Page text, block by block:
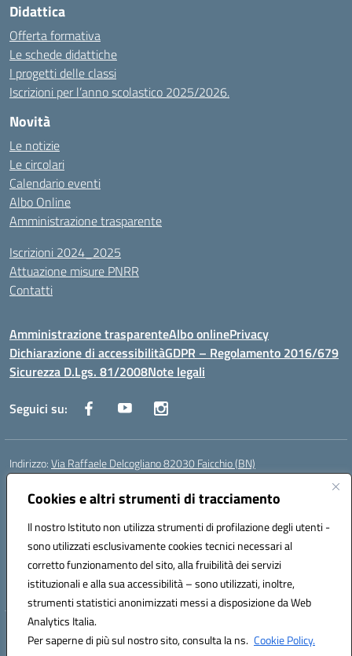
Cookies e altri strumenti di tracciamento
Il nostro Istituto non utilizza strumenti di profilazione degli utenti -
sono utilizzati esclusivamente cookies tecnici necessari al
corretto funzionamento del sito, alla fruibilità dei servizi
istituzionali e alla sua accessibilità – sono utilizzati, inoltre,
strumenti statistici anonimizzati messi a disposizione da Web
Analytics Italia.
Per saperne di più sul nostro sito, consulta la ns. Cookie Policy.
Didattica
Offerta formativa
Le schede didattiche
I progetti delle classi
Iscrizioni per l’anno scolastico 2025/2026.
Novità
Le notizie
Le circolari
Calendario eventi
Albo Online
Amministrazione trasparente
Iscrizioni 2024_2025
Attuazione misure PNRR
Contatti
Amministrazione trasparenteAlbo onlinePrivacy
Dichiarazione di accessibilitàGDPR – Regolamento 2016/679
Sicurezza D.Lgs. 81/2008Note legali
Seguici su:
Indirizzo:Via Raffaele Delcogliano 82030 Faicchio (BN)
Centralino:
Posta elettronica certificata (PEC):bnis02300v@pec.istruzione.it
Codice fiscale: 90003320620
Codice meccanografico:BNIS02300V
Codice Indice delle Pubbliche Amministrazioni (IPA): istsc_bnis02300v
Codice unico di fatturazione (CUF): UFQEG8
Hosting & Powered by 3D Solution S.r.l.
Concept & Design by Designers Italia